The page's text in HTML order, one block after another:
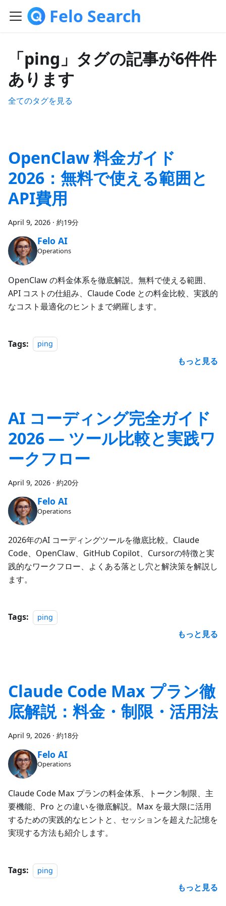
Felo Search
「ping」タグの記事が6件件
あります
全てのタグを見る
OpenClaw 料金ガイド
2026：無料で使える範囲と
API費用
April 9, 2026 · 約19分
Felo AI
Operations
OpenClaw の料金体系を徹底解説。無料で使える範囲、
API コストの仕組み、Claude Code との料金比較、実践的
なコスト最適化のヒントまで網羅します。
Tags: ping
もっと見る
AI コーディング完全ガイド
2026 — ツール比較と実践ワ
ークフロー
April 9, 2026 · 約20分
Felo AI
Operations
2026年のAI コーディングツールを徹底比較。Claude
Code、OpenClaw、GitHub Copilot、Cursorの特徴と実
践的なワークフロー、よくある落とし穴と解決策を解説し
ます。
Tags: ping
もっと見る
Claude Code Max プラン徹
底解説：料金・制限・活用法
April 9, 2026 · 約18分
Felo AI
Operations
Claude Code Max プランの料金体系、トークン制限、主
要機能、Pro との違いを徹底解説。Max を最大限に活用
するための実践的なヒントと、セッションを超えた記憶を
実現する方法も紹介します。
Tags: ping
もっと見る